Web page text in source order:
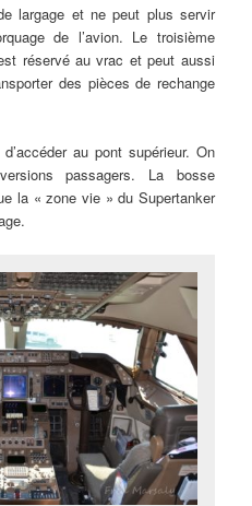
largage et ne peut plus servir
de l’avion. Le troisième
réservé au vrac et peut aussi
des pièces de rechange
au pont supérieur. On
passagers. La bosse
la « zone vie » du Supertanker